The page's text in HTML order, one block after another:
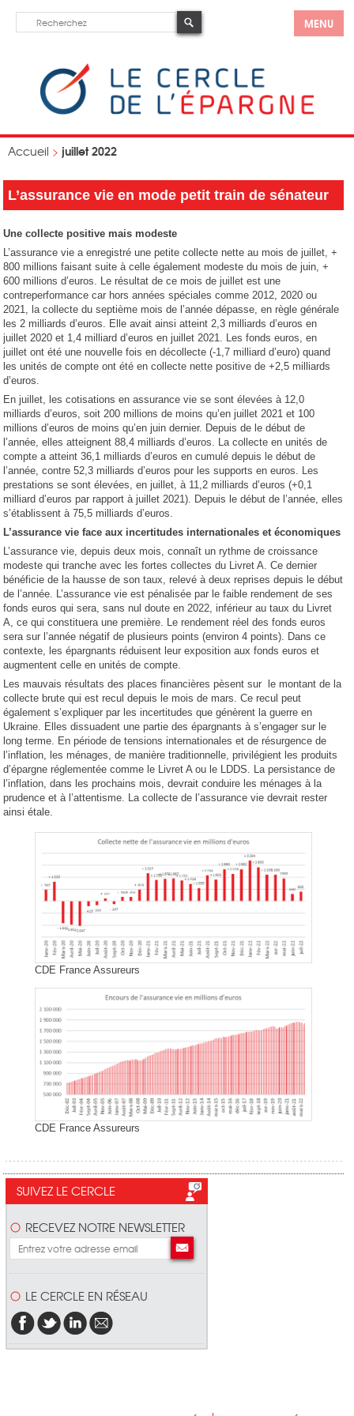
MENU
Accueil > juillet 2022
L’assurance vie en mode petit train de sénateur
Une collecte positive mais modeste
L’assurance vie a enregistré une petite collecte nette au mois de juillet, +
800 millions faisant suite à celle également modeste du mois de juin, +
600 millions d’euros. Le résultat de ce mois de juillet est une
contreperformance car hors années spéciales comme 2012, 2020 ou
2021, la collecte du septième mois de l’année dépasse, en règle générale
les 2 milliards d’euros. Elle avait ainsi atteint 2,3 milliards d’euros en
juillet 2020 et 1,4 milliard d’euros en juillet 2021. Les fonds euros, en
juillet ont été une nouvelle fois en décollecte (-1,7 milliard d’euro) quand
les unités de compte ont été en collecte nette positive de +2,5 milliards
d’euros.
En juillet, les cotisations en assurance vie se sont élevées à 12,0
milliards d’euros, soit 200 millions de moins qu’en juillet 2021 et 100
millions d’euros de moins qu’en juin dernier. Depuis de le début de
l’année, elles atteignent 88,4 milliards d’euros. La collecte en unités de
compte a atteint 36,1 milliards d’euros en cumulé depuis le début de
l’année, contre 52,3 milliards d’euros pour les supports en euros. Les
prestations se sont élevées, en juillet, à 11,2 milliards d’euros (+0,1
milliard d’euros par rapport à juillet 2021). Depuis le début de l’année, elles
s’établissent à 75,5 milliards d’euros.
L’assurance vie face aux incertitudes internationales et économiques
L’assurance vie, depuis deux mois, connaît un rythme de croissance
modeste qui tranche avec les fortes collectes du Livret A. Ce dernier
bénéficie de la hausse de son taux, relevé à deux reprises depuis le début
de l’année. L’assurance vie est pénalisée par le faible rendement de ses
fonds euros qui sera, sans nul doute en 2022, inférieur au taux du Livret
A, ce qui constituera une première. Le rendement réel des fonds euros
sera sur l’année négatif de plusieurs points (environ 4 points). Dans ce
contexte, les épargnants réduisent leur exposition aux fonds euros et
augmentent celle en unités de compte.
Les mauvais résultats des places financières pèsent sur le montant de la
collecte brute qui est recul depuis le mois de mars. Ce recul peut
également s’expliquer par les incertitudes que génèrent la guerre en
Ukraine. Elles dissuadent une partie des épargnants à s’engager sur le
long terme. En période de tensions internationales et de résurgence de
l’inflation, les ménages, de manière traditionnelle, privilégient les produits
d’épargne réglementée comme le Livret A ou le LDDS. La persistance de
l’inflation, dans les prochains mois, devrait conduire les ménages à la
prudence et à l’attentisme. La collecte de l’assurance vie devrait rester
ainsi étale.
CDE France Assureurs
CDE France Assureurs
SUIVEZ LE CERCLE
RECEVEZ NOTRE NEWSLETTER
LE CERCLE EN RÉSEAU